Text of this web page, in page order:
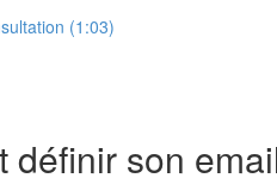
(1:03)
définir son